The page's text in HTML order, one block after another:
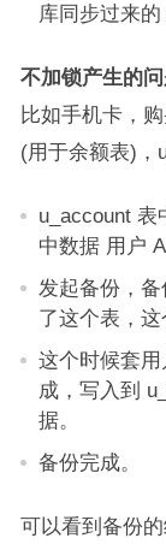
库同步过来的
不加锁产生的
比如手机卡，
(用于余额表)，
u_account 表
中数据 用户
发起备份，
了这个表，这
这个时候套
成，写入到
据。
备份完成。
可以看到备份